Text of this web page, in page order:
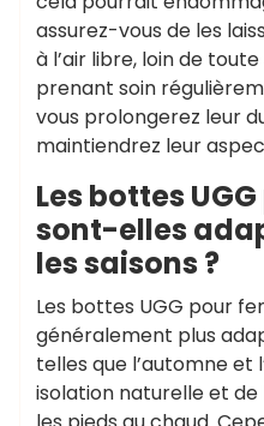
assurez-vous de les
à l’air libre, loin de
prenant soin
vous prolongerez leur
maintiendrez leur
Les bottes
sont-elles
les saisons ?
Les bottes UGG pour
généralement plus
telles que l’automne et
isolation naturelle et